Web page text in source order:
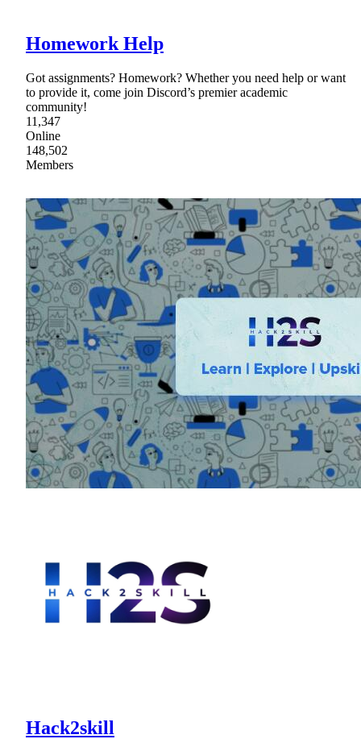
Homework Help
Got assignments? Homework? Whether you need help or want
to provide it, come join Discord’s premier academic
community!
11,347
Online
148,502
Members
Hack2skill